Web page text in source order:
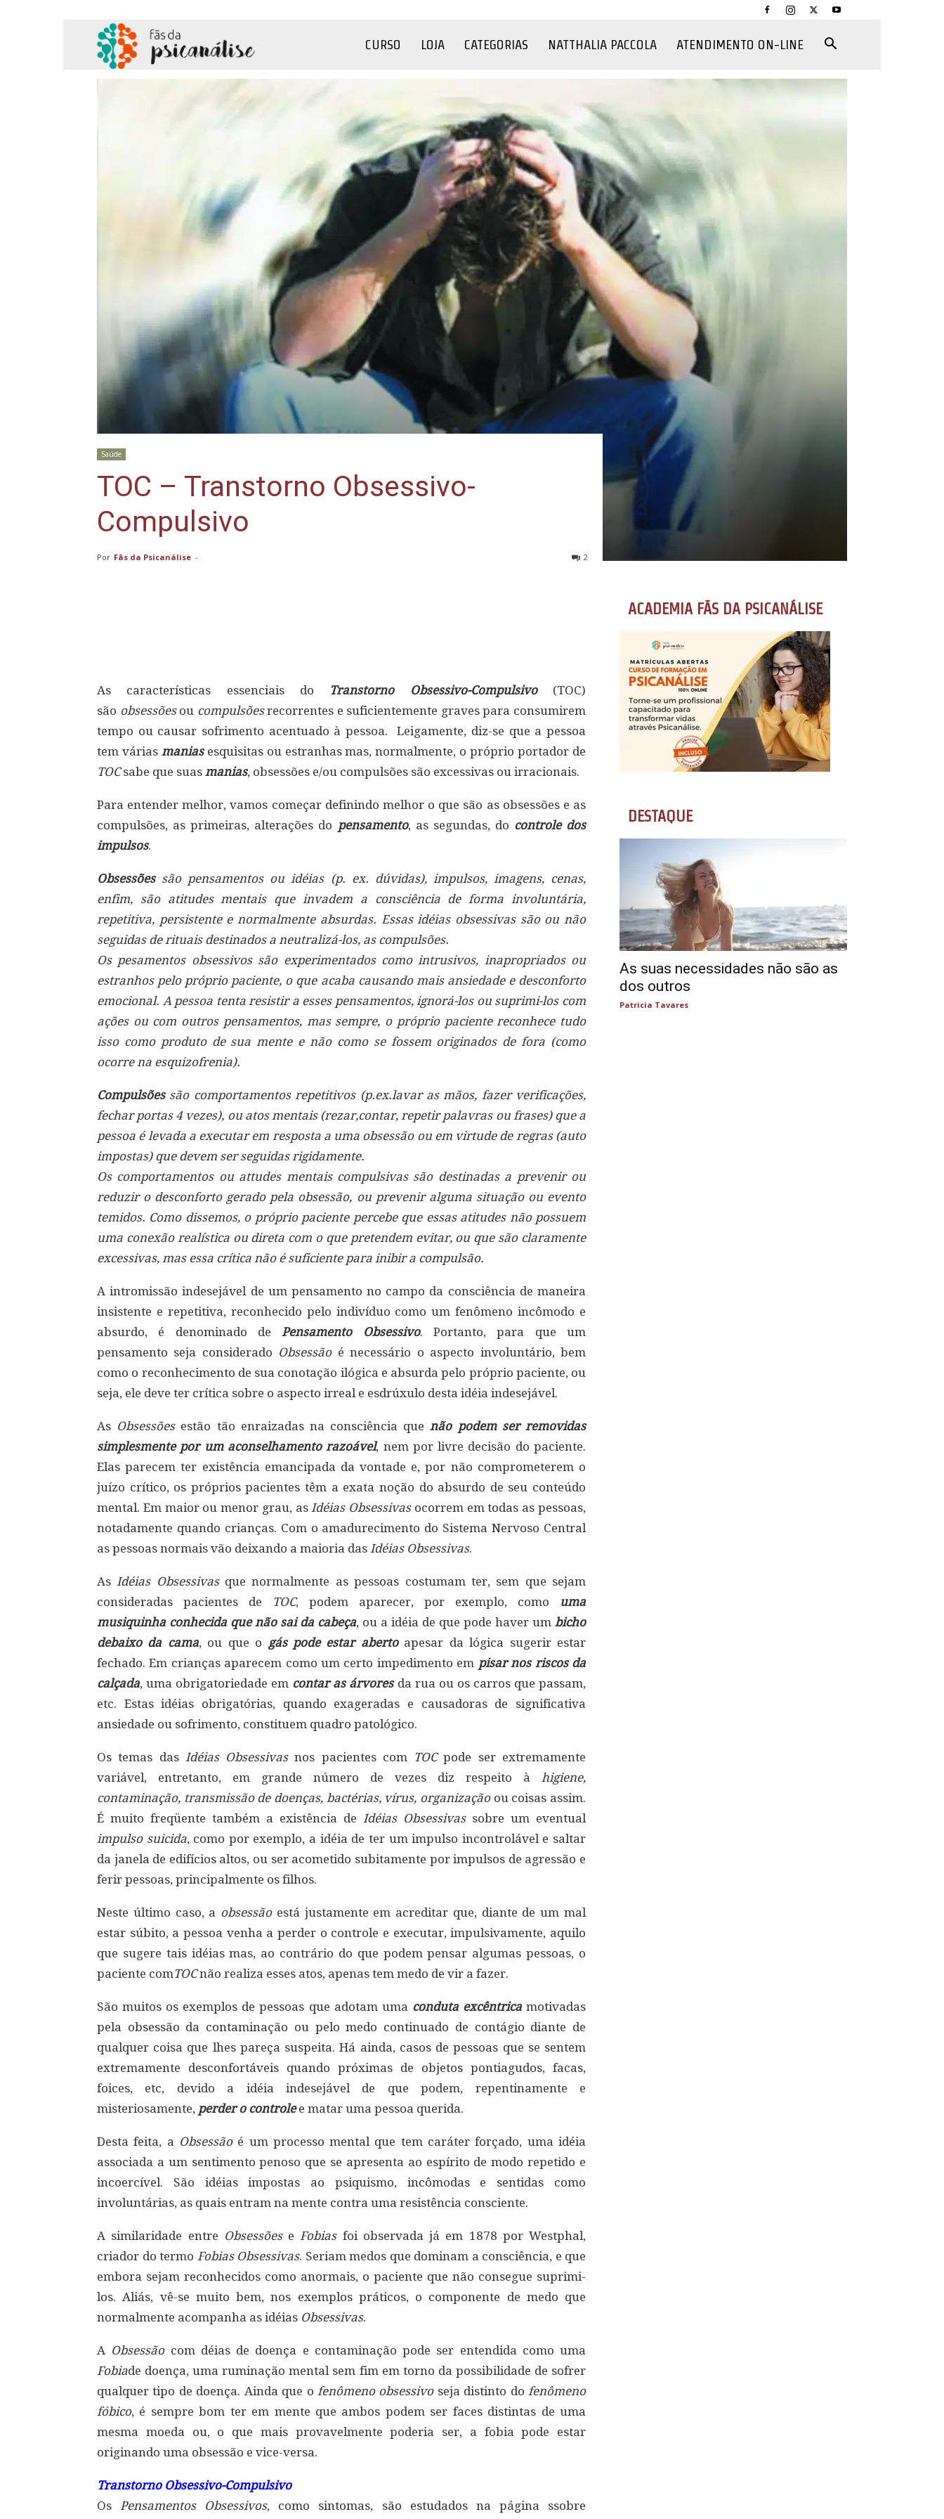
CURSO LOJA CATEGORIAS NATTHALIA PACCOLA ATENDIMENTO ON-LINE
Saúde
TOC – Transtorno Obsessivo-
Compulsivo
Por Fãs da Psicanálise - 2
As características essenciais do Transtorno Obsessivo-Compulsivo(TOC)
são obsessõesou compulsõesrecorrentes e suficientemente graves para consumirem
tempo ou causar sofrimento acentuado à pessoa. Leigamente, diz-se que a pessoa
tem várias maniasesquisitas ou estranhas mas, normalmente, o próprio portador de
TOCsabe que suas manias, obsessões e/ou compulsões são excessivas ou irracionais.
Para entender melhor, vamos começar definindo melhor o que são as obsessões e as
compulsões, as primeiras, alterações do pensamento, as segundas, do controle dos
impulsos.
Obsessõessão pensamentos ou idéias (p. ex. dúvidas), impulsos, imagens, cenas,
enfim, são atitudes mentais que invadem a consciência de forma involuntária,
repetitiva, persistente e normalmente absurdas. Essas idéias obsessivas são ou não
seguidas de rituais destinados a neutralizá-los, as compulsões.
Os pesamentos obsessivos são experimentados como intrusivos, inapropriados ou
estranhos pelo próprio paciente, o que acaba causando mais ansiedade e desconforto
emocional. A pessoa tenta resistir a esses pensamentos, ignorá-los ou suprimi-los com
ações ou com outros pensamentos, mas sempre, o próprio paciente reconhece tudo
isso como produto de sua mente e não como se fossem originados de fora (como
ocorre na esquizofrenia).
Compulsõessão comportamentos repetitivos (p.ex.lavar as mãos, fazer verificações,
fechar portas 4 vezes), ou atos mentais (rezar,contar, repetir palavras ou frases) que a
pessoa é levada a executar em resposta a uma obsessão ou em virtude de regras (auto
impostas) que devem ser seguidas rigidamente.
Os comportamentos ou attudes mentais compulsivas são destinadas a prevenir ou
reduzir o desconforto gerado pela obsessão, ou prevenir alguma situação ou evento
temidos. Como dissemos, o próprio paciente percebe que essas atitudes não possuem
uma conexão realística ou direta com o que pretendem evitar, ou que são claramente
excessivas, mas essa crítica não é suficiente para inibir a compulsão.
A intromissão indesejável de um pensamento no campo da consciência de maneira
insistente e repetitiva, reconhecido pelo indivíduo como um fenômeno incômodo e
absurdo, é denominado dePensamento Obsessivo. Portanto, para que um
pensamento seja considerado Obsessãoé necessário o aspecto involuntário, bem
como o reconhecimento de sua conotação ilógica e absurda pelo próprio paciente, ou
seja, ele deve ter crítica sobre o aspecto irreal e esdrúxulo desta idéia indesejável.
As Obsessõesestão tão enraizadas na consciência quenão podem ser removidas
simplesmente por um aconselhamento razoável, nem por livre decisão do paciente.
Elas parecem ter existência emancipada da vontade e, por não comprometerem o
juízo crítico, os próprios pacientes têm a exata noção do absurdo de seu conteúdo
mental. Em maior ou menor grau, asIdéias Obsessivasocorrem em todas as pessoas,
notadamente quando crianças. Com o amadurecimento do Sistema Nervoso Central
as pessoas normais vão deixando a maioria das Idéias Obsessivas.
AsIdéias Obsessivasque normalmente as pessoas costumam ter, sem que sejam
consideradas pacientes de TOC, podem aparecer, por exemplo, como uma
musiquinha conhecida que não sai da cabeça, ou a idéia de que pode haver um bicho
debaixo da cama, ou que o gás pode estar abertoapesar da lógica sugerir estar
fechado. Em crianças aparecem como um certo impedimento em pisar nos riscos da
calçada, uma obrigatoriedade em contar as árvoresda rua ou os carros que passam,
etc. Estas idéias obrigatórias, quando exageradas e causadoras de significativa
ansiedade ou sofrimento, constituem quadro patológico.
Os temas das Idéias Obsessivasnos pacientes com TOCpode ser extremamente
variável, entretanto, em grande número de vezes diz respeito à higiene,
contaminação, transmissão de doenças, bactérias, vírus, organizaçãoou coisas assim.
É muito freqüente também a existência de Idéias Obsessivassobre um eventual
impulso suicida, como por exemplo, a idéia de ter um impulso incontrolável e saltar
da janela de edifícios altos, ou ser acometido subitamente por impulsos de agressão e
ferir pessoas, principalmente os filhos.
Neste último caso, a obsessãoestá justamente em acreditar que, diante de um mal
estar súbito, a pessoa venha a perder o controle e executar, impulsivamente, aquilo
que sugere tais idéias mas, ao contrário do que podem pensar algumas pessoas, o
paciente comTOCnão realiza esses atos, apenas tem medo de vir a fazer.
São muitos os exemplos de pessoas que adotam uma conduta excêntricamotivadas
pela obsessão da contaminação ou pelo medo continuado de contágio diante de
qualquer coisa que lhes pareça suspeita. Há ainda, casos de pessoas que se sentem
extremamente desconfortáveis quando próximas de objetos pontiagudos, facas,
foices, etc, devido a idéia indesejável de que podem, repentinamente e
misteriosamente, perder o controlee matar uma pessoa querida.
Desta feita, a Obsessãoé um processo mental que tem caráter forçado, uma idéia
associada a um sentimento penoso que se apresenta ao espírito de modo repetido e
incoercível. São idéias impostas ao psiquismo, incômodas e sentidas como
involuntárias, as quais entram na mente contra uma resistência consciente.
A similaridade entre ObsessõeseFobiasfoi observada já em 1878 por Westphal,
criador do termo Fobias Obsessivas. Seriam medos que dominam a consciência, e que
embora sejam reconhecidos como anormais, o paciente que não consegue suprimi-
los. Aliás, vê-se muito bem, nos exemplos práticos, o componente de medo que
normalmente acompanha as idéias Obsessivas.
A Obsessãocom déias de doença e contaminação pode ser entendida como uma
Fobiade doença, uma ruminação mental sem fim em torno da possibilidade de sofrer
qualquer tipo de doença. Ainda que o fenômeno obsessivoseja distinto dofenômeno
fóbico, é sempre bom ter em mente que ambos podem ser faces distintas de uma
mesma moeda ou, o que mais provavelmente poderia ser, a fobia pode estar
originando uma obsessão e vice-versa.
Transtorno Obsessivo-Compulsivo
OsPensamentos Obsessivos, como sintomas, são estudados na página ssobre
ACADEMIA FÃS DA PSICANÁLISE
DESTAQUE
As suas necessidades não são as
dos outros
Patricia Tavares